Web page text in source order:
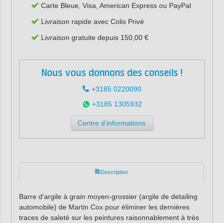
Carte Bleue, Visa, American Express ou PayPal
Livraison rapide avec Colis Privé
Livraison gratuite depuis 150,00 €
Nous vous donnons des conseils !
+3185 0220090
+3185 1305932
Centre d'informations
Description
Barre d'argile à grain moyen-grossier (argile de detailing
automobile) de Martin Cox pour éliminer les dernières
traces de saleté sur les peintures raisonnablement à très